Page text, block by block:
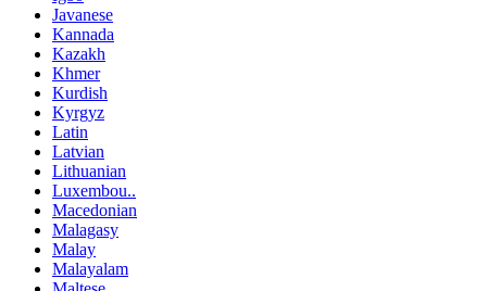
Javanese
Kannada
Kazakh
Khmer
Kurdish
Kyrgyz
Latin
Latvian
Lithuanian
Luxembou..
Macedonian
Malagasy
Malay
Malayalam